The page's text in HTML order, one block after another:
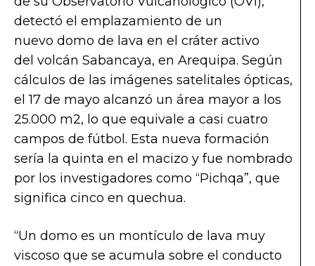
detectó el emplazamiento de un
nuevo domo de lava en el cráter activo
del volcán Sabancaya, en Arequipa. Según
cálculos de las imágenes satelitales ópticas,
el 17 de mayo alcanzó un área mayor a los
25.000 m2, lo que equivale a casi cuatro
campos de fútbol. Esta nueva formación
sería la quinta en el macizo y fue nombrado
por los investigadores como “Pichqa”, que
significa cinco en quechua.
“Un domo es un montículo de lava muy
viscoso que se acumula sobre el conducto